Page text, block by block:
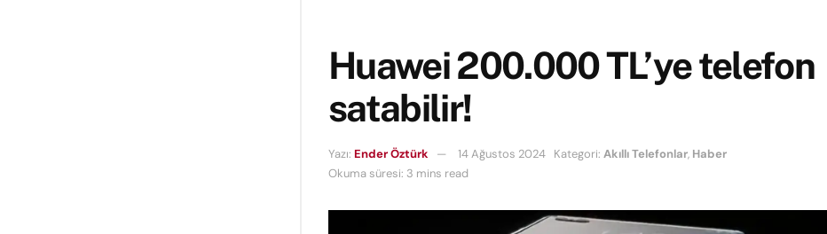
Huawei 200.000 TL’ye telefon
satabilir!
Yazı: Ender Öztürk 14 Ağustos 2024 Kategori: Akıllı Telefonlar, Haber
Okuma süresi: 3 mins read